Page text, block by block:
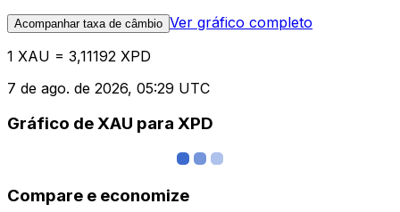
Acompanhar taxa de câmbio Ver gráfico completo
1 XAU = 3,11192 XPD
7 de ago. de 2026, 05:29 UTC
Gráfico de XAU para XPD
Compare e economize